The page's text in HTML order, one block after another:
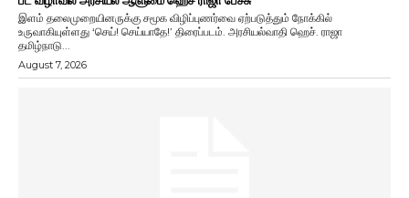
இளம் தலைமுறையினருக்கு சமூக விழிப்புணர்வை ஏற்படுத்தும் நோக்கில்
உருவாகியுள்ளது ‘செய்! செய்யாதே!’ திரைப்படம். அரசியல்வாதி ஹெச். ராஜா
தமிழ்நாடு...
August 7, 2026